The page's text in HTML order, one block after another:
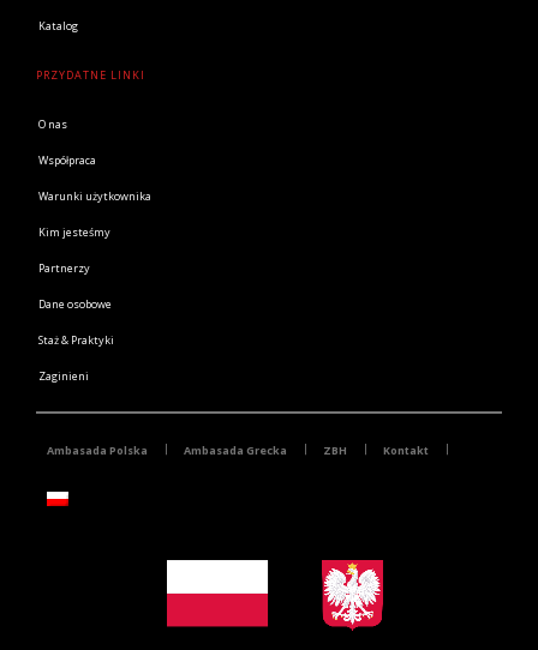
Katalog
PRZYDATNE LINKI
O nas
Współpraca
Warunki użytkownika
Kim jesteśmy
Partnerzy
Dane osobowe
Staż & Praktyki
Zaginieni
Ambasada Polska Ambasada Grecka ZBH Kontakt